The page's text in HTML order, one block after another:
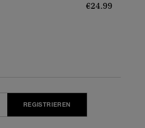
€24.99
REGISTRIEREN